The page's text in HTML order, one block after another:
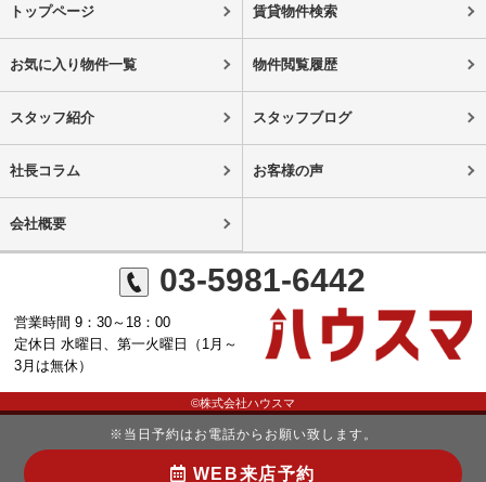
トップページ 賃貸物件検索
お気に入り物件一覧 物件閲覧履歴
スタッフ紹介 スタッフブログ
社長コラム お客様の声
会社概要
03-5981-6442
営業時間 9：30～18：00
定休日 水曜日、第一火曜日（1月～
3月は無休）
©株式会社ハウスマ
※当日予約はお電話からお願い致します。
WEB来店予約